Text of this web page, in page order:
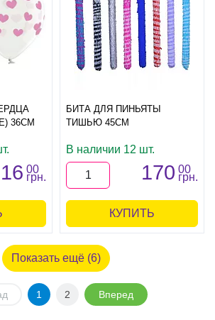
36СМ
16 00
грн.
БИТА ДЛЯ ПИНЬЯТЫ
ТИШЬЮ 45СМ
В наличии 12 шт.
170 00
грн.
КУПИТЬ
Показать ещё (6)
1 2 Вперед